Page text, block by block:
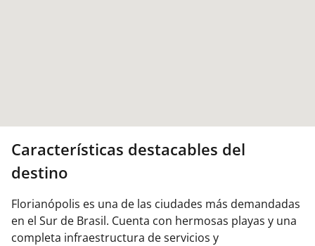
Características destacables del
destino
Florianópolis es una de las ciudades más demandadas
en el Sur de Brasil. Cuenta con hermosas playas y una
completa infraestructura de servicios y